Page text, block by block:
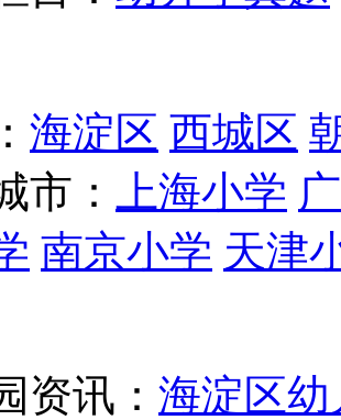
海淀区 西城区
市：
上海小学
南京小学 天津
资讯： 海淀区幼